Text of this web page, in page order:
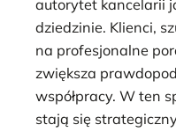
autorytet kancelarii
dziedzinie. Klienci,
na profesjonalne
zwiększa
współpracy. W ten
stają się